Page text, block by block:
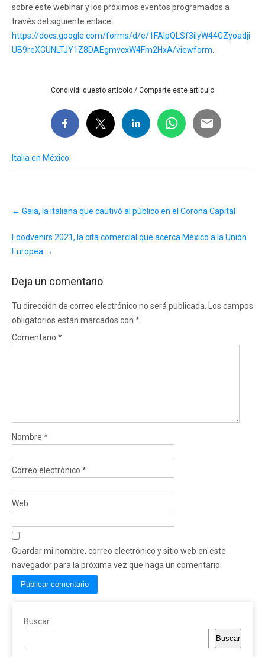
sobre este webinar y los próximos eventos programados a
través del siguiente enlace:
https://docs.google.com/forms/d/e/1FAIpQLSf3iIyW44GZyoadji
UB9reXGUNLTJY1Z8DAEgmvcxW4Fm2HxA/viewform
Condividi questo articolo / Comparte este artículo
Italia en México
navigation
← Gaia, la italiana que cautivó al público en el Corona Capital
Foodvenirs 2021, la cita comercial que acerca México a la Unión
Europea →
Deja un comentario
Tu dirección de correo electrónico no será publicada.
Los campos
obligatorios están marcados con *
Comentario *
Nombre *
Correo electrónico *
Web
Guardar mi nombre, correo electrónico y sitio web en este
navegador para la próxima vez que haga un comentario.
Buscar
Buscar